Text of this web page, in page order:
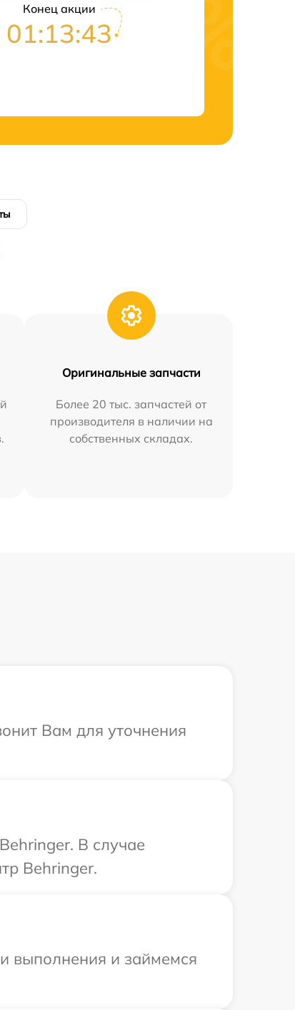
Конец акции
01:13:42
Оригинальные запчасти
Более 20 тыс. запчастей от
производителя в наличии на
собственных складах.
Вам для уточнения
В случае
Behringer.
выполнения и займемся